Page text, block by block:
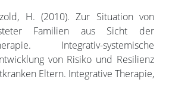
H. (2010). Zur Situation von
Familien aus Sicht der
Integrativ-systemische
von Risiko und Resilienz
Eltern. Integrative Therapie,